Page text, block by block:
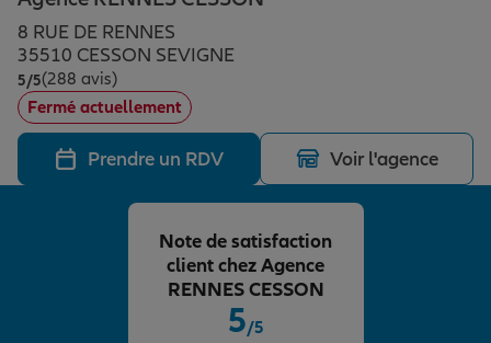
Assurance emprunteur
Prévoyance et dépendance
Assurance animal de compagnie
Protection de la famille
Protection juridique
Épargne & retraite
Plan épargne retraite
Assurance vie
Placements financiers
Investissements immobiliers
Vos projets
Partir en vacances
Conseil assurance
8 RUE DE RENNES
35510 CESSON SEVIGNE
5/5Note de 5 sur 5
(288 avis)
Fermé actuellement
Prendre un RDV Voir l'agence
5/5
Note de satisfaction
client chez Agence
RENNES CESSON